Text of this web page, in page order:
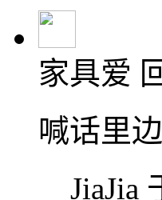
家具爱
喊话里
JiaJia